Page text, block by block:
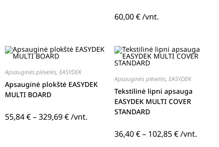
60,00€/vnt.
Apsauginės plėvelės, EASYDEK
Apsauginė plokštė EASYDEK
MULTI BOARD
55,84€–329,69€/vnt.
Apsauginės plėvelės, EASYDEK
Tekstilinė lipni apsauga
EASYDEK MULTI COVER
STANDARD
36,40€– 102,85€/vnt.